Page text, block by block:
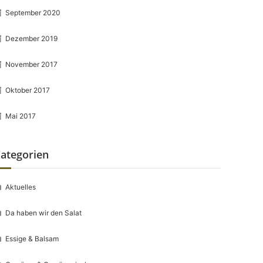
September 2020
Dezember 2019
November 2017
Oktober 2017
Mai 2017
Aktuelles
Da haben wir den Salat
Essige & Balsam